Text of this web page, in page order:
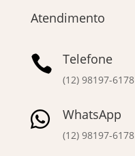
Atendimento
 Telefone
(12) 98197-6178
 WhatsApp
(12) 98197-6178